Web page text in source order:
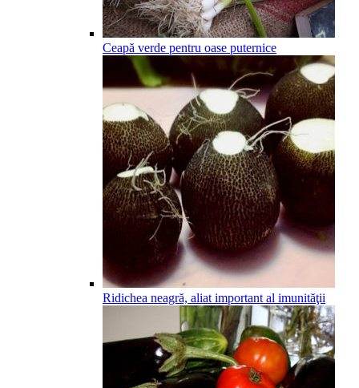
Ceapă verde pentru oase puternice
Ridichea neagră, aliat important al imunităţii